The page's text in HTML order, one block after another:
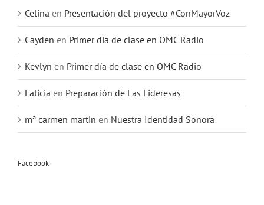
Celina en Presentación del proyecto #ConMayorVoz
Cayden en Primer día de clase en OMC Radio
Kevlyn en Primer día de clase en OMC Radio
Laticia en Preparación de Las Lideresas
mª carmen martin en Nuestra Identidad Sonora
Facebook